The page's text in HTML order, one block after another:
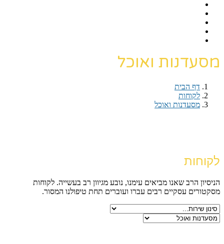
מסעדנות ואוכל
דף הבית
לקוחות
מסעדנות ואוכל
לקוחות
הניסיון הרב שאנו מביאים עימנו, נובע מגיוון רב בעשייה. לקוחות
מסקטורים עסקיים רבים עברו ועוברים תחת טיפולנו המסור.